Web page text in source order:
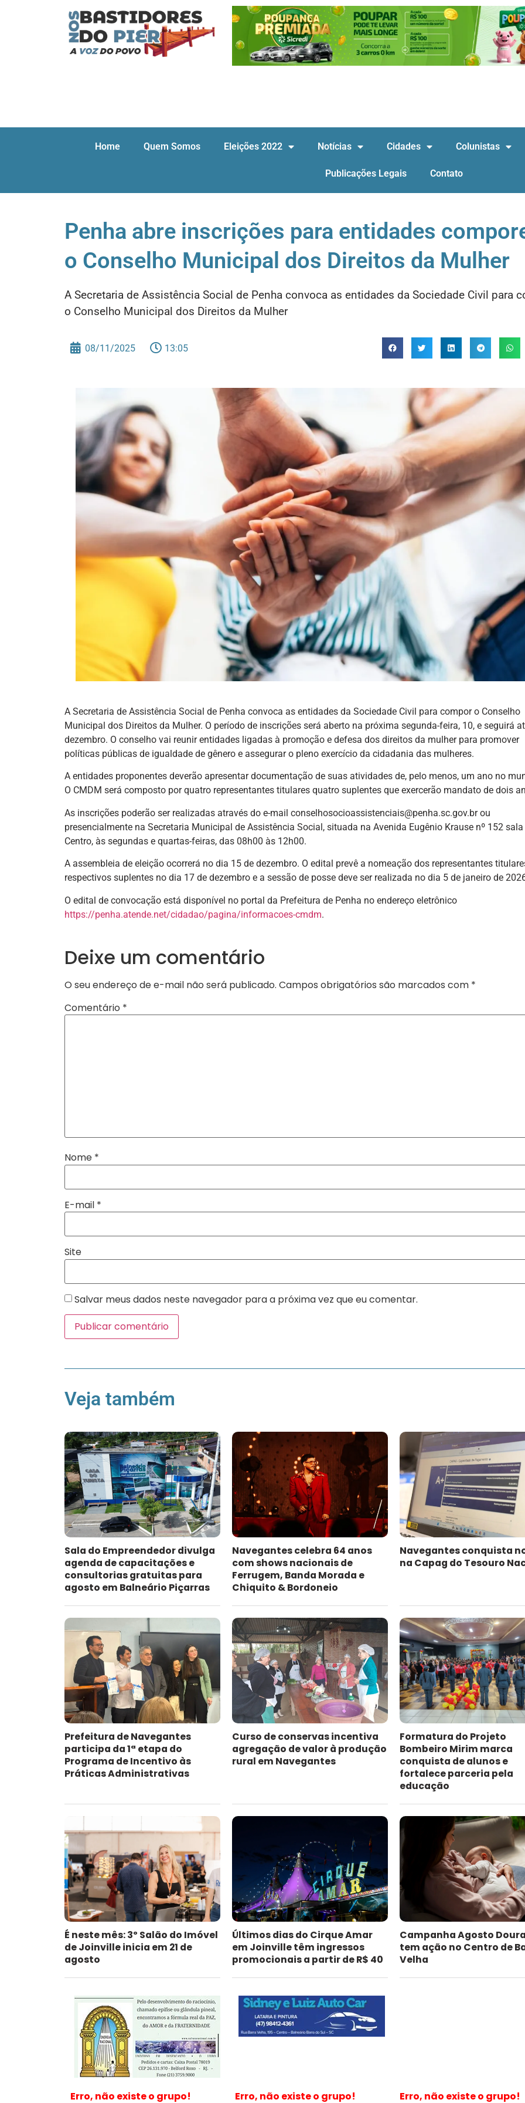
Home Quem Somos Eleições 2022 Notícias Cidades Colunistas
Publicações Legais Contato
Penha abre inscrições para entidades
o Conselho Municipal dos Direitos da Mulher
A Secretaria de Assistência Social de Penha convoca as entidades da Sociedade Civil para
o Conselho Municipal dos Direitos da Mulher
08/11/2025 13:05
A Secretaria de Assistência Social de Penha convoca as entidades da Sociedade Civil para compor o Conselho
Municipal dos Direitos da Mulher. O período de inscrições será aberto na próxima segunda-feira, 10, e seguirá
dezembro. O conselho vai reunir entidades ligadas à promoção e defesa dos direitos da mulher para promover
políticas públicas de igualdade de gênero e assegurar o pleno exercício da cidadania das mulheres.
A entidades proponentes deverão apresentar documentação de suas atividades de, pelo menos, um ano no
O CMDM será composto por quatro representantes titulares quatro suplentes que exercerão mandato de dois
As inscrições poderão ser realizadas através do e-mail conselhosocioassistenciais@penha.sc.gov.br ou
presencialmente na Secretaria Municipal de Assistência Social, situada na Avenida Eugênio Krause nº 152 sala
Centro, às segundas e quartas-feiras, das 08h00 às 12h00.
A assembleia de eleição ocorrerá no dia 15 de dezembro. O edital prevê a nomeação dos representantes
respectivos suplentes no dia 17 de dezembro e a sessão de posse deve ser realizada no dia 5 de janeiro de
O edital de convocação está disponível no portal da Prefeitura de Penha no endereço eletrônico
https://penha.atende.net/cidadao/pagina/informacoes-cmdm.
Deixe um comentário
O seu endereço de e-mail não será publicado. Campos obrigatórios são marcados com *
Comentário *
Nome *
E-mail *
Site
Salvar meus dados neste navegador para a próxima vez que eu comentar.
Veja também
Sala do Empreendedor divulga
agenda de capacitações e
consultorias gratuitas para
agosto em Balneário Piçarras
Navegantes celebra 64 anos
com shows nacionais de
Ferrugem, Banda Morada e
Chiquito & Bordoneio
Navegantes conquista
na Capag do Tesouro
Prefeitura de Navegantes
participa da 1ª etapa do
Programa de Incentivo às
Práticas Administrativas
Curso de conservas incentiva
agregação de valor à produção
rural em Navegantes
Formatura do Projeto
Bombeiro Mirim marca
conquista de alunos e
fortalece parceria pela
educação
É neste mês: 3º Salão do Imóvel
de Joinville inicia em 21 de
agosto
Últimos dias do Cirque Amar
em Joinville têm ingressos
promocionais a partir de R$ 40
Campanha Agosto
tem ação no Centro de
Velha
Erro, não existe o grupo! Erro, não existe o grupo! Erro, não existe o grupo!